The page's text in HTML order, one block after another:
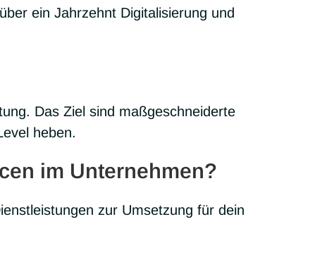
ein Jahr­zehnt Digi­ta­li­sie­rung und
Das Ziel sind maß­ge­schnei­derte
heben.
im Unternehmen?
zur Umset­zung für dein